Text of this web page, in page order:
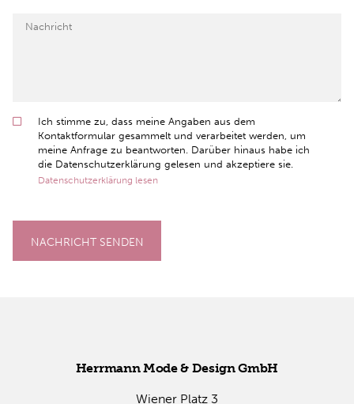
Ich stimme zu, dass meine Angaben aus dem
Kontaktformular gesammelt und verarbeitet werden, um
meine Anfrage zu beantworten. Darüber hinaus habe ich
die Datenschutzerklärung gelesen und akzeptiere sie.
Datenschutzerklärung lesen
NACHRICHT SENDEN
Herr­mann Mode & De­sign GmbH
Wie­ner Platz 3